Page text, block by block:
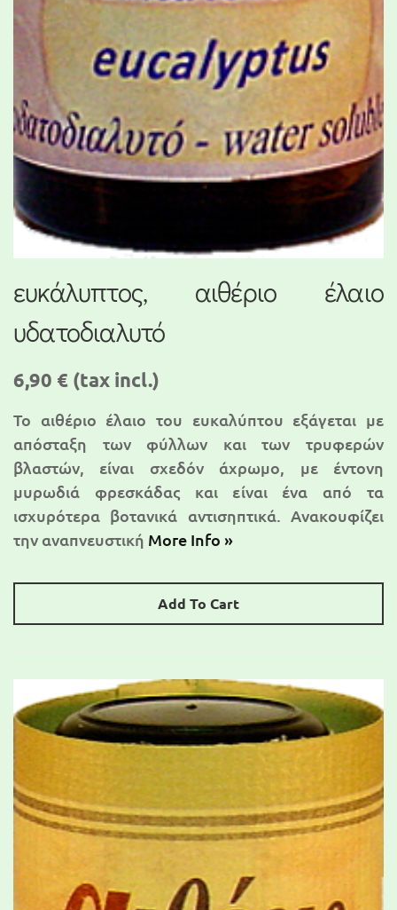
ευκάλυπτος, αιθέριο έλαιο
υδατοδιαλυτό
6,90 € (tax incl.)
Το αιθέριο έλαιο του ευκαλύπτου εξάγεται με
απόσταξη των φύλλων και των τρυφερών
βλαστών, είναι σχεδόν άχρωμο, με έντονη
μυρωδιά φρεσκάδας και είναι ένα από τα
ισχυρότερα βοτανικά αντισηπτικά. Ανακουφίζει
την αναπνευστική More Info »
Add To Cart